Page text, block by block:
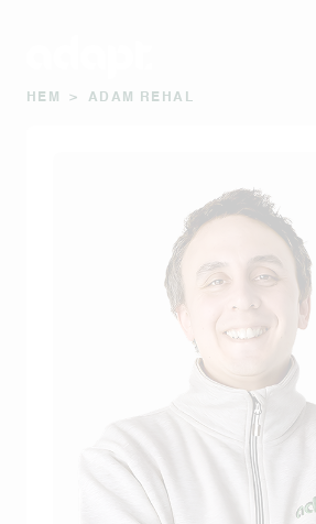
HEM > ADAM REHAL